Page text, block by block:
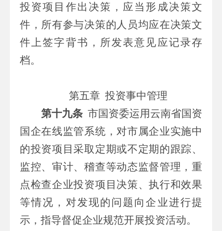
投资项目作出决策，应当形成决策文
件，所有参与决策的人员均应在决策文
件上签字背书，所发表意见应记录存
档。
第五章 投资事中管理
第十九条 市国资委运用云南省国资
国企在线监管系统 ，对市属企业实施中
的投资项目采取定期或不定期的跟踪、
监控、审计、稽查等动态监督管理，重
点检查企业投资项目决策、执行和效果
等情况，对发现的问题向企业进行提
示，指导督促企业规范开展投资活动。